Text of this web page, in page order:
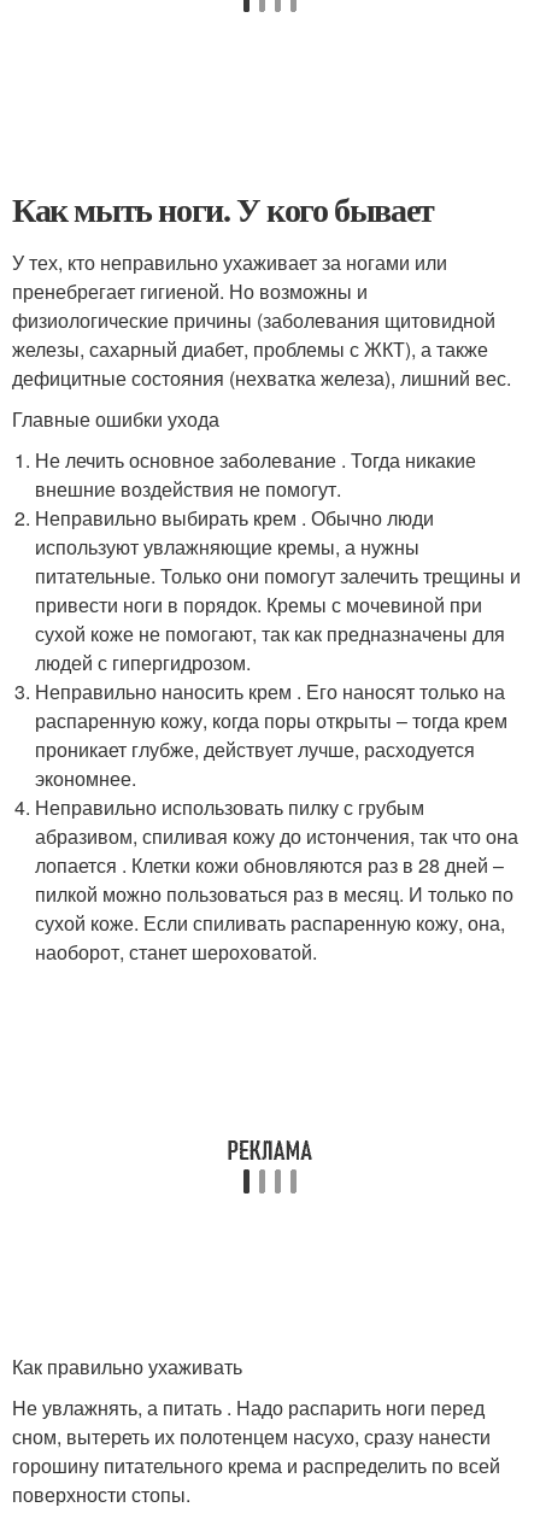
Как мыть ноги. У кого бывает
У тех, кто неправильно ухаживает за ногами или
пренебрегает гигиеной. Но возможны и
физиологические причины (заболевания щитовидной
железы, сахарный диабет, проблемы с ЖКТ), а также
дефицитные состояния (нехватка железа), лишний вес.
Главные ошибки ухода
Не лечить основное заболевание . Тогда никакие
внеш­ние воздействия не помогут.
Неправильно выбирать крем . Обычно люди
используют увлажняющие кремы, а нужны
питательные. Только они помогут залечить трещины и
привести ноги в порядок. Кремы с мочевиной при
сухой коже не помогают, так как предназначены для
людей с гипергидрозом.
Неправильно наносить крем . Его наносят только на
распаренную кожу, когда поры открыты – тогда крем
проникает глубже, дейст­вует лучше, расходуется
экономнее.
Неправильно использовать пилку с грубым
абразивом, спиливая кожу до истончения, так что она
лопается . Клетки кожи обновляются раз в 28 дней –
пилкой можно пользоваться раз в месяц. И только по
сухой коже. Если спиливать распаренную кожу, она,
наоборот, станет шероховатой.
Как правильно ухаживать
Не увлажнять, а питать . Надо распарить ноги перед
сном, вытереть их полотенцем насухо, сразу нанести
горошину питательного крема и распределить по всей
поверхности стопы.